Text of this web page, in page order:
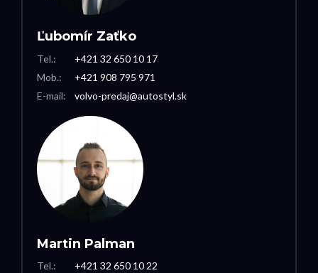
Ľubomír Zaťko
Tel.:
Mob.:
E-mail:
+421 32 650 10 17
+421 908 795 971
volvo-predaj@autostyl.sk
Martin Palman
Tel.:
+421 32 650 10 22